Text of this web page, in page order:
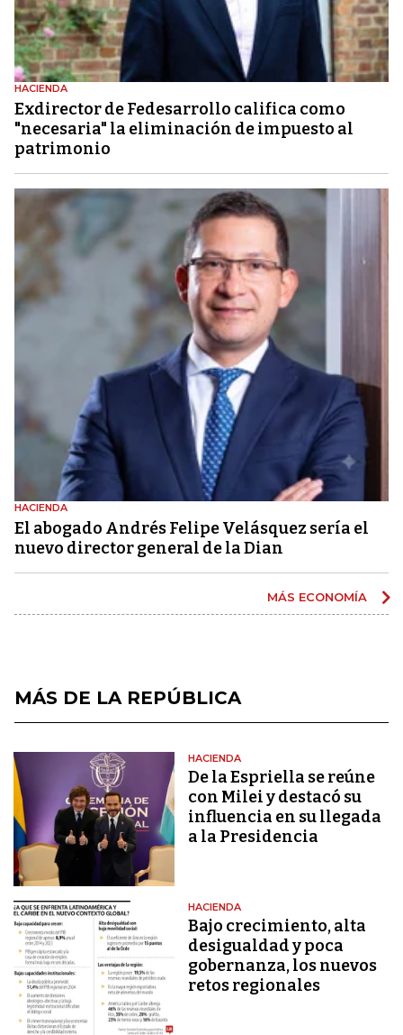
HACIENDA
Exdirector de Fedesarrollo califica como
"necesaria" la eliminación de impuesto al
patrimonio
HACIENDA
El abogado Andrés Felipe Velásquez sería el
nuevo director general de la Dian
MÁS ECONOMÍA
MÁS DE LA REPÚBLICA
HACIENDA
De la Espriella se reúne
con Milei y destacó su
influencia en su llegada
a la Presidencia
HACIENDA
Bajo crecimiento, alta
desigualdad y poca
gobernanza, los nuevos
retos regionales